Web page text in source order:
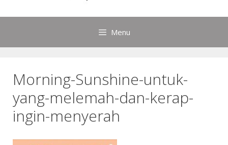
Menu
Morning-Sunshine-untuk-
yang-melemah-dan-kerap-
ingin-menyerah